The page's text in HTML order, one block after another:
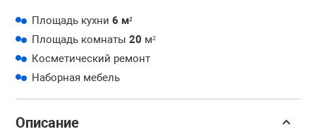
Площадь кухни6 м²
Площадь комнаты 20 м²
Косметический ремонт
Наборная мебель
Описание